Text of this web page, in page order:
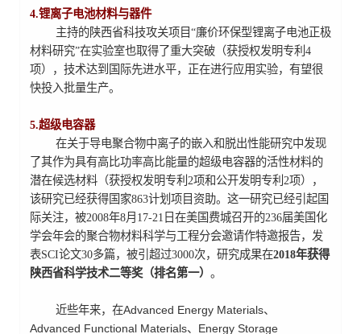
4.锂离子电池材料与器件
主持的陕西省科技攻关项目“廉价环保型锂离子电池正极
材料研究”在实验室也取得了重大突破（获授权发明专利4
项），技术达到国际先进水平，正在进行应用实验，有望很
快投入批量生产。
5.超级电容器
在关于导电聚合物中离子的嵌入和脱出性能研究中发现
了其作为具有高比功率高比能量的超级电容器的活性材料的
潜在候选材料（获授权发明专利2项和公开发明专利2项），
该研究已经获得国家863计划项目资助。这一研究已经引起国
际关注，被2008年8月17-21日在美国费城召开的236届美国化
学会年会的聚合物材料科学与工程分会邀请作特邀报告，发
表SCI论文30多篇，被引超过3000次，研究成果在2018年获得
陕西省科学技术二等奖（排名第一） 。
近些年来，在Advanced Energy Materials、
Advanced Functional Materials、Energy Storage